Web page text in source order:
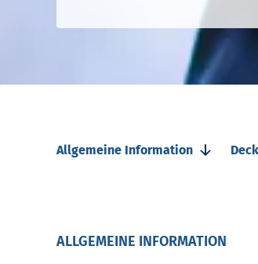
Allgemeine Information
ALLGEMEINE INFORMATION